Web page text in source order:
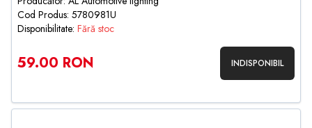
Cod Produs: 5780981U
Disponibilitate: Fără stoc
59.00 RON INDISPONIBIL